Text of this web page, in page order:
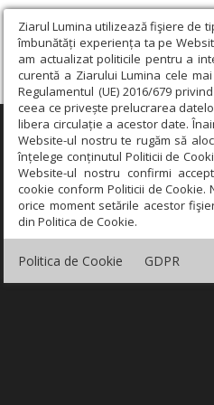
Ziarul Lumina utilizează fişiere de
îmbunătăți experiența ta pe
am actualizat politicile pentru a
curentă a Ziarului Lumina cele
Regulamentul (UE) 2016/679
ceea ce privește prelucrarea
libera circulație a acestor date.
Website-ul nostru te rugăm să
înțelege conținutul Politicii de
Website-ul nostru confirmi
cookie conform Politicii de Cookie.
orice moment setările acestor
din Politica de Cookie.
Politica de Cookie GDPR